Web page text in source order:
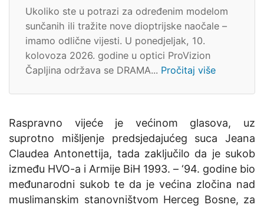
Ukoliko ste u potrazi za određenim modelom
sunčanih ili tražite nove dioptrijske naočale –
imamo odlične vijesti. U ponedjeljak, 10.
kolovoza 2026. godine u optici ProVizion
Čapljina održava se DRAMA... Pročitaj više
Raspravno vijeće je većinom glasova, uz
suprotno mišljenje predsjedajućeg suca Jeana
Claudea Antonettija, tada zaključilo da je sukob
između HVO-a i Armije BiH 1993. – ‘94. godine bio
međunarodni sukob te da je većina zločina nad
muslimanskim stanovništvom Herceg Bosne, za